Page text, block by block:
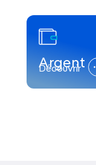
Argent
Découvrir